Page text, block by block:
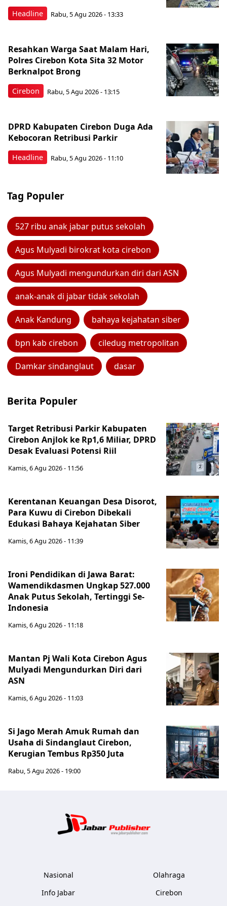
Headline Rabu, 5 Agu 2026 - 13:33
Cirebon
Resahkan Warga Saat Malam Hari,
Polres Cirebon Kota Sita 32 Motor
Berknalpot Brong
Rabu, 5 Agu 2026 - 13:15
Headline
DPRD Kabupaten Cirebon Duga Ada
Kebocoran Retribusi Parkir
Rabu, 5 Agu 2026 - 11:10
Tag Populer
527 ribu anak jabar putus sekolah
Agus Mulyadi birokrat kota cirebon
Agus Mulyadi mengundurkan diri dari ASN
anak-anak di jabar tidak sekolah
Anak Kandung bahaya kejahatan siber
bpn kab cirebon ciledug metropolitan
Damkar sindanglaut dasar
Berita Populer
Target Retribusi Parkir Kabupaten
Cirebon Anjlok ke Rp1,6 Miliar, DPRD
Desak Evaluasi Potensi Riil
Kamis, 6 Agu 2026 - 11:56
Kerentanan Keuangan Desa Disorot,
Para Kuwu di Cirebon Dibekali
Edukasi Bahaya Kejahatan Siber
Kamis, 6 Agu 2026 - 11:39
Ironi Pendidikan di Jawa Barat:
Wamendikdasmen Ungkap 527.000
Anak Putus Sekolah, Tertinggi Se-
Indonesia
Kamis, 6 Agu 2026 - 11:18
Mantan Pj Wali Kota Cirebon Agus
Mulyadi Mengundurkan Diri dari
ASN
Kamis, 6 Agu 2026 - 11:03
Si Jago Merah Amuk Rumah dan
Usaha di Sindanglaut Cirebon,
Kerugian Tembus Rp350 Juta
Rabu, 5 Agu 2026 - 19:00
Nasional
Info Jabar
Olahraga
Cirebon